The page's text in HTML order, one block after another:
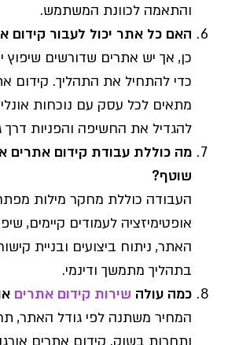
והתאמה לכוונת המשתמש.
האם כל אתר יכול לעבור קידום
כן, אך יש אתרים שדורשים שיפוץ
כדי להתחיל את התהליך. קידום
מתאים לכל עסק עם נוכחות
להגדיל את החשיפה והפניות דרך
מה כוללת עבודת קידום אתרים
שוטף?
העבודה כוללת מחקר מילות
אופטימיזציה לעמודים קיימים,
האתר, ניתוח ביצועים ובניית
בתהליך מתמשך ודינמי.
כמה עולה שירות קידום אתרים
המחיר משתנה לפי גודל האתר,
ותחרות בשוק. קידום אתרים